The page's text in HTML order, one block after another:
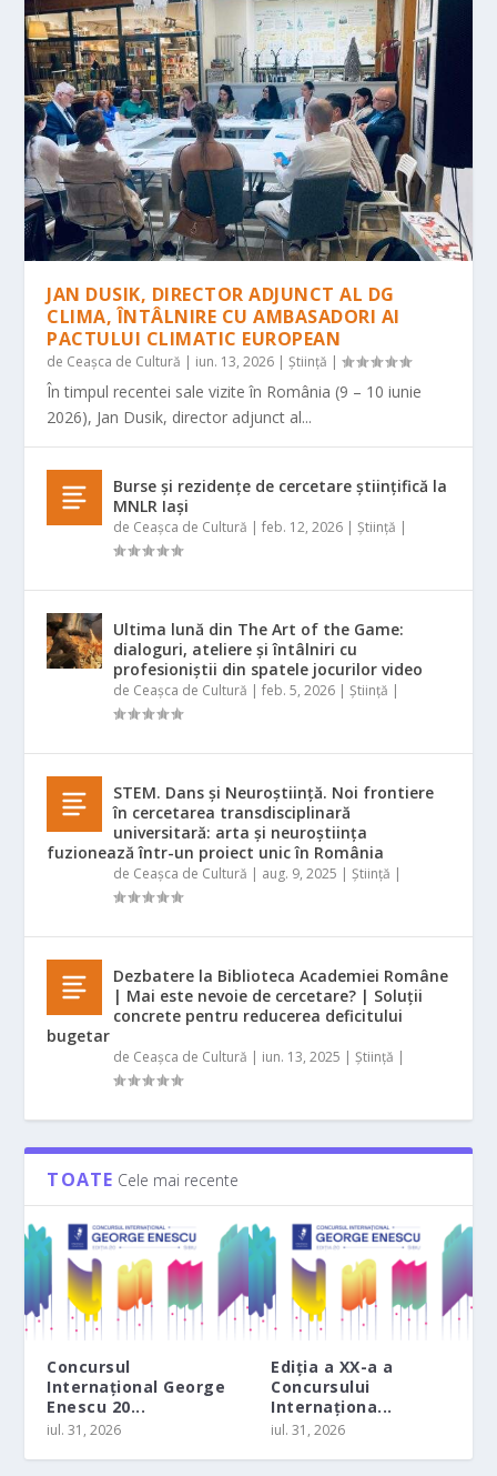
JAN DUSIK, DIRECTOR ADJUNCT AL DG
CLIMA, ÎNTÂLNIRE CU AMBASADORI AI
PACTULUI CLIMATIC EUROPEAN
de Ceașca de Cultură | iun. 13, 2026 |Știință |
În timpul recentei sale vizite în România (9 – 10 iunie
2026), Jan Dusik, director adjunct al...
Burse și rezidențe de cercetare științifică la
MNLR Iași
de Ceașca de Cultură |feb. 12, 2026 |Știință |
Ultima lună din The Art of the Game:
dialoguri, ateliere și întâlniri cu
profesioniștii din spatele jocurilor video
de Ceașca de Cultură |feb. 5, 2026 |Știință |
STEM. Dans și Neuroștiință. Noi frontiere
în cercetarea transdisciplinară
universitară: arta și neuroștiința
fuzionează într-un proiect unic în România
de Ceașca de Cultură | aug. 9, 2025 |Știință |
Dezbatere la Biblioteca Academiei Române
| Mai este nevoie de cercetare? | Soluții
concrete pentru reducerea deficitului
bugetar
de Ceașca de Cultură | iun. 13, 2025 |Știință |
TOATE Cele mai recente
Concursul
Internațional George
Enescu 20...
iul. 31, 2026
Ediția a XX-a a
Concursului
Internaționa...
iul. 31, 2026